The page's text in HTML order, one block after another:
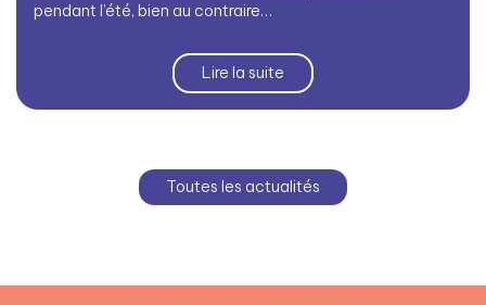
pendant l’été, bien au contraire…
Lire la suite
Toutes les actualités